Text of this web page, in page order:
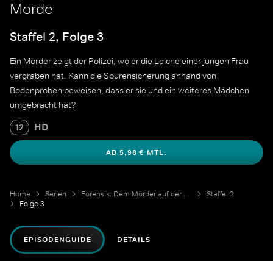
Morde
Staffel 2, Folge 3
Ein Mörder zeigt der Polizei, wo er die Leiche einer jungen Frau
vergraben hat. Kann die Spurensicherung anhand von
Bodenproben beweisen, dass er sie und ein weiteres Mädchen
umgebracht hat?
12 HD
AB 5,98 € MTL.
Home Serien Forensik: Dem Mörder auf der Spur
Staffel 2
Folge 3
EPISODENGUIDE DETAILS